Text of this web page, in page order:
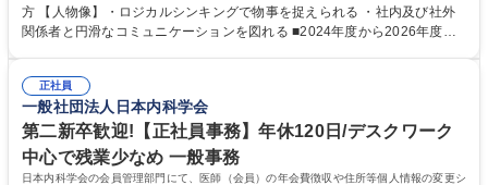
ポジションで一定期間ご活躍頂いた後、本人の適性及び将来のキャリアを
鑑みてジョブローテーションを行います。 【育成】OJTでの現場育成や研
表するインフラ企業 #ポテンシャル採用
方 【人物像】・ロジカルシンキングで物事を捉えられる ・社内及び社外
関係者と円滑なコミュニケーションを図れる ■2024年度から2026年度ま
72.html ■エネルギーセキュリティの不安定化や気候変動による自然災害の
甚大化など、これまで以上に社会課題解決の重要性が高まっています。
「未来の日常」の創造に向けて持続可能な社会の実現に貢献してまいりま
す。 学歴・資格 学歴：大学院 大学 語学力： 資格：
正社員
一般社団法人日本内科学会
第二新卒歓迎!【正社員事務】年休120日/デスクワーク
中心で残業少なめ 一般事務
日本内科学会の会員管理部門にて、医師（会員）の年会費徴収や住所等個人情報の変更シ